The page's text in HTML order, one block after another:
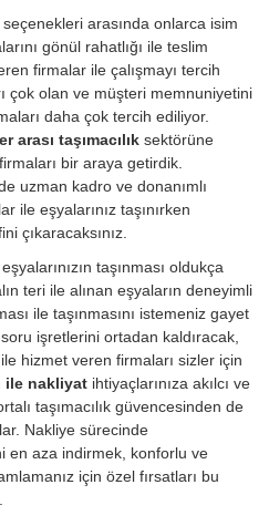
seçenekleri arasında onlarca isim
gönül rahatlığı ile teslim
firmalar ile çalışmayı tercih
çok olan ve müşteri memnuniyetini
daha çok tercih ediliyor.
arası taşımacılık sektörüne
bir araya getirdik.
uzman kadro ve donanımlı
ile eşyalarınız taşınırken
çıkaracaksınız.
taşınması oldukça
teri ile alınan eşyaların deneyimli
ile taşınmasını istemeniz gayet
işretlerini ortadan kaldıracak,
hizmet veren firmaları sizler için
ile nakliyat ihtiyaçlarınıza akılcı ve
taşımacılık güvencesinden de
Nakliye sürecinde
en aza indirmek, konforlu ve
için özel fırsatları bu